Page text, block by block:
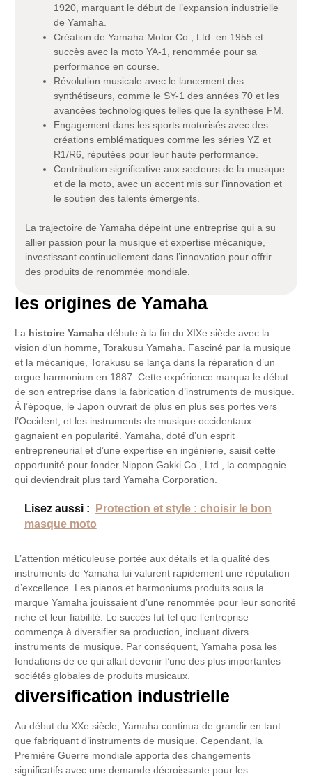
1920, marquant le début de l’expansion industrielle
de Yamaha.
Création de Yamaha Motor Co., Ltd. en 1955 et
succès avec la moto YA-1, renommée pour sa
performance en course.
Révolution musicale avec le lancement des
synthétiseurs, comme le SY-1 des années 70 et les
avancées technologiques telles que la synthèse FM.
Engagement dans les sports motorisés avec des
créations emblématiques comme les séries YZ et
R1/R6, réputées pour leur haute performance.
Contribution significative aux secteurs de la musique
et de la moto, avec un accent mis sur l’innovation et
le soutien des talents émergents.
La trajectoire de Yamaha dépeint une entreprise qui a su
allier passion pour la musique et expertise mécanique,
investissant continuellement dans l’innovation pour offrir
des produits de renommée mondiale.
les origines de Yamaha
La histoire Yamaha débute à la fin du XIXe siècle avec la
vision d’un homme, Torakusu Yamaha. Fasciné par la musique
et la mécanique, Torakusu se lança dans la réparation d’un
orgue harmonium en 1887. Cette expérience marqua le début
de son entreprise dans la fabrication d’instruments de musique.
À l’époque, le Japon ouvrait de plus en plus ses portes vers
l’Occident, et les instruments de musique occidentaux
gagnaient en popularité. Yamaha, doté d’un esprit
entrepreneurial et d’une expertise en ingénierie, saisit cette
opportunité pour fonder Nippon Gakki Co., Ltd., la compagnie
qui deviendrait plus tard Yamaha Corporation.
Lisez aussi :
Protection et style : choisir le bon
masque moto
L’attention méticuleuse portée aux détails et la qualité des
instruments de Yamaha lui valurent rapidement une réputation
d’excellence. Les pianos et harmoniums produits sous la
marque Yamaha jouissaient d’une renommée pour leur sonorité
riche et leur fiabilité. Le succès fut tel que l’entreprise
commença à diversifier sa production, incluant divers
instruments de musique. Par conséquent, Yamaha posa les
fondations de ce qui allait devenir l’une des plus importantes
sociétés globales de produits musicaux.
diversification industrielle
Au début du XXe siècle, Yamaha continua de grandir en tant
que fabriquant d’instruments de musique. Cependant, la
Première Guerre mondiale apporta des changements
significatifs avec une demande décroissante pour les